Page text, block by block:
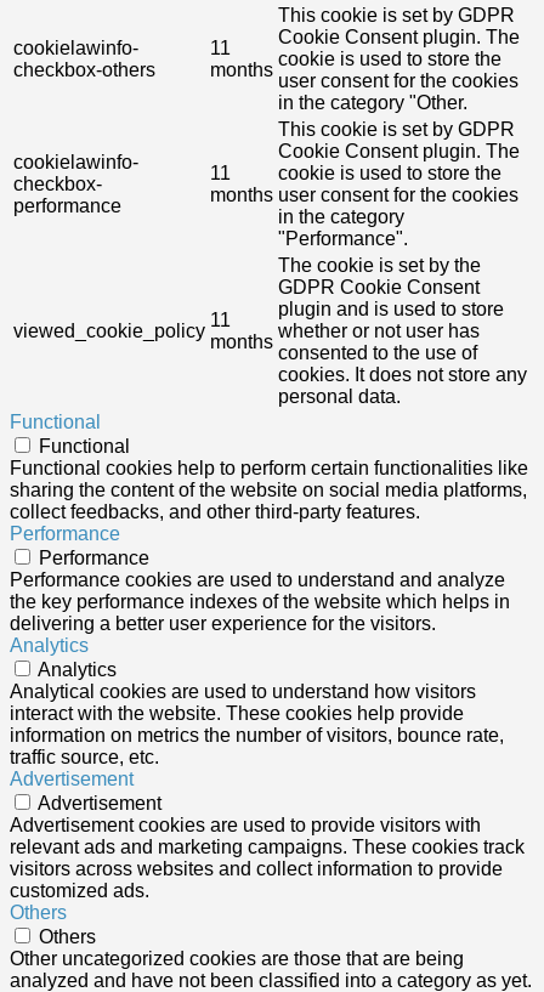
cookielawinfo-
checkbox-others
11
months
This cookie is set by GDPR
Cookie Consent plugin. The
cookie is used to store the
user consent for the cookies
in the category "Other.
cookielawinfo-
checkbox-
performance
11
months
This cookie is set by GDPR
Cookie Consent plugin. The
cookie is used to store the
user consent for the cookies
in the category
"Performance".
viewed_cookie_policy
11
months
The cookie is set by the
GDPR Cookie Consent
plugin and is used to store
whether or not user has
consented to the use of
cookies. It does not store any
personal data.
Functional
Functional
Functional cookies help to perform certain functionalities like
sharing the content of the website on social media platforms,
collect feedbacks, and other third-party features.
Performance
Performance
Performance cookies are used to understand and analyze
the key performance indexes of the website which helps in
delivering a better user experience for the visitors.
Analytics
Analytics
Analytical cookies are used to understand how visitors
interact with the website. These cookies help provide
information on metrics the number of visitors, bounce rate,
traffic source, etc.
Advertisement
Advertisement
Advertisement cookies are used to provide visitors with
relevant ads and marketing campaigns. These cookies track
visitors across websites and collect information to provide
customized ads.
Others
Others
Other uncategorized cookies are those that are being
analyzed and have not been classified into a category as yet.